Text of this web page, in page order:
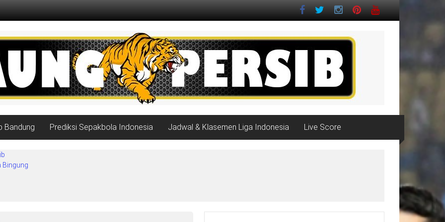
Bandung Prediksi Sepakbola Indonesia Jadwal & Klasemen Liga Indonesia Live Score
Bingung